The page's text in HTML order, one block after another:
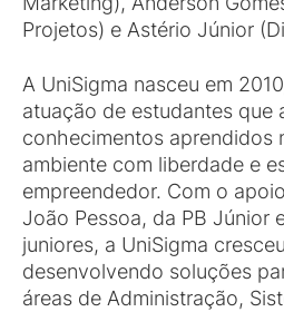
Projetos) e Astério Júnior
A UniSigma nasceu em
atuação de estudantes que
conhecimentos aprendidos
ambiente com liberdade e
empreendedor. Com o
João Pessoa, da PB Júnior
juniores, a UniSigma
desenvolvendo soluções
áreas de Administração,